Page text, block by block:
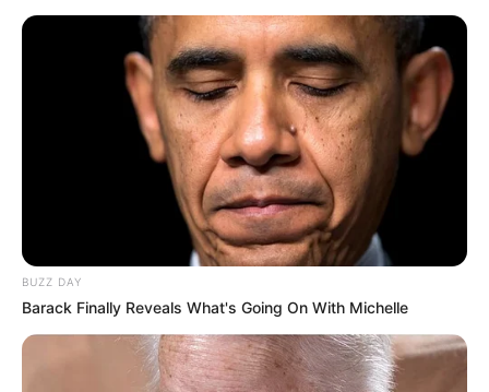
BUZZ DAY
Barack Finally Reveals What's Going On With Michelle